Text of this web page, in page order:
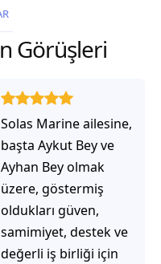
Görüşleri
Solas Marine ile
çalıştığınızda,
işlerinin gerçekten
çözüm üretmeye
odaklı olduğunu
hemen fark
ediyorsunuz.